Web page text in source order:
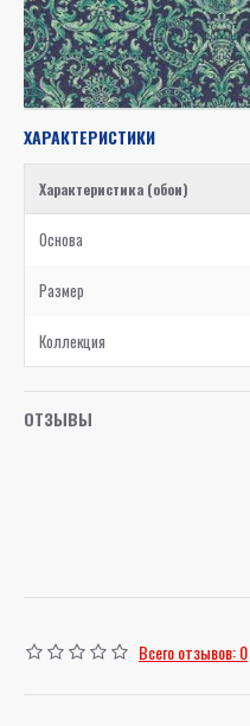
ХАРАКТЕРИСТИКИ
Характеристика (обои)
Основа
Размер
Коллекция
ОТЗЫВЫ
Всего отзывов: 0